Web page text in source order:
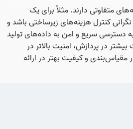
متفاوتی دارند. مثلاً برای یک
کنترل هزینه‌های زیرساختی باشد و
دسترسی سریع و امن به داده‌های تولید
در پردازش، امنیت بالاتر در
مقیاس‌بندی و کیفیت بهتر در ارائه